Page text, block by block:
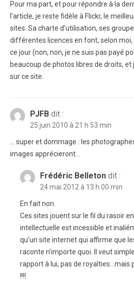
Pour ma part, et pour répondre à la
l’article, je reste fidèle à Flickr, le
sites. Sa charte d’utilisation, ses
différentes licences en font, selon
ce jour (non, non, je ne suis pas payé
beaucoup de photos libres de droits,
sur ce site.
PJFB dit :
25 juin 2010 à 21 h 53 min
… super et dommage : les
images apprécieront…
Frédéric Belleton dit :
24 mai 2012 à 13 h 00 min
En fait non.
Ces sites jouent sur le fil du rasoir
intellectuelle est incessible et
qu’un site internet qui affirme que
raconte n’importe quoi. Il veut
rapport à lui, pas de royalties…mais
!!!!